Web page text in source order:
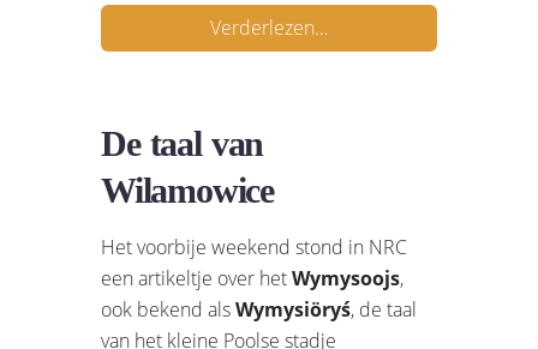
Verderlezen…
De taal van
Wilamowice
Het voorbije weekend stond in NRC
een artikeltje over hetWymysoojs,
ook bekend alsWymysiöryś, de taal
van het kleine Poolse stadje